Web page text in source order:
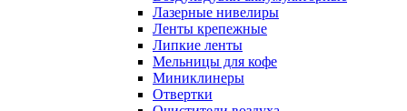
Лазерные нивелиры
Ленты крепежные
Липкие ленты
Мельницы для кофе
Миниклинеры
Отвертки